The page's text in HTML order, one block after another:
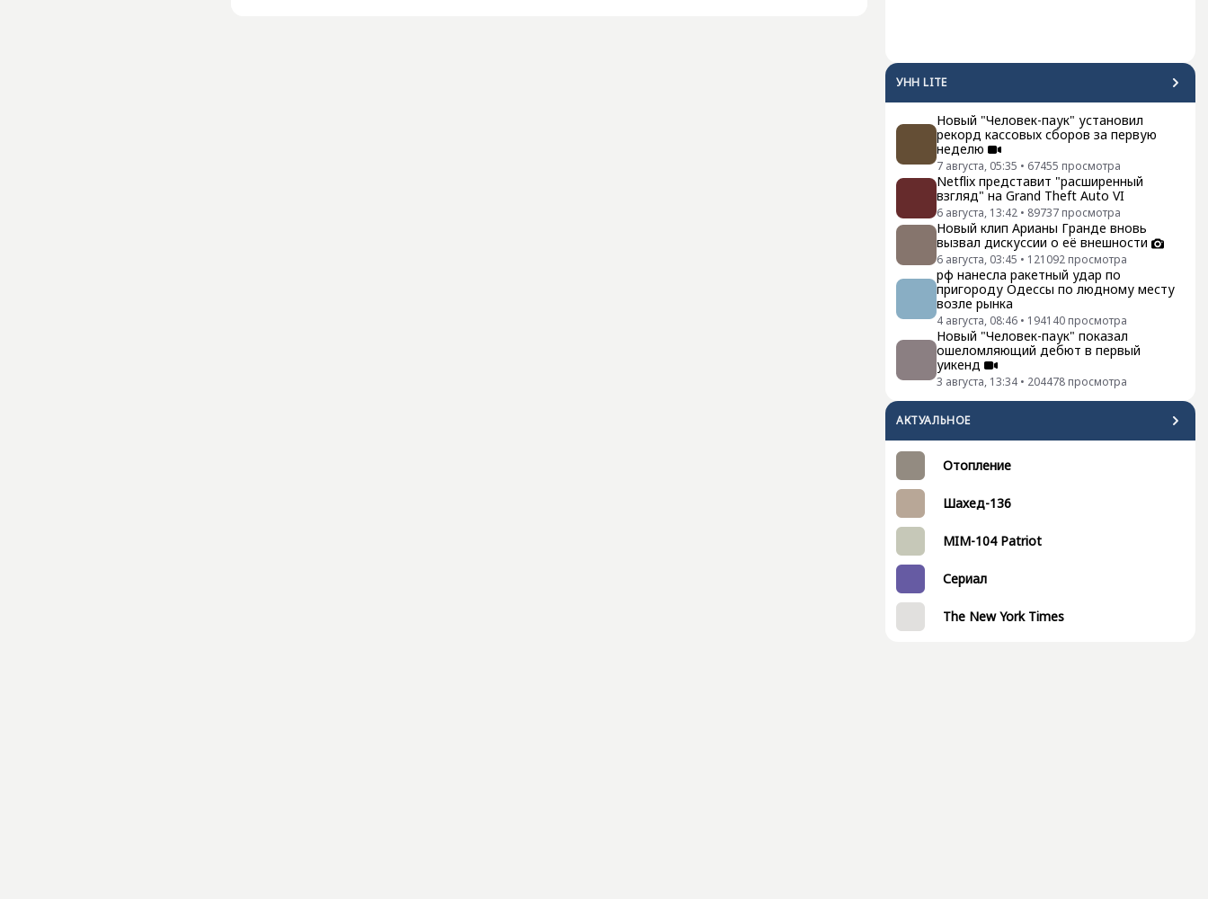
УНН LITE
Новый "Человек-паук" установил
рекорд кассовых сборов за первую
неделю
7 августа, 05:35 • 67455 просмотра
Netflix представит "расширенный
взгляд" на Grand Theft Auto VI
6 августа, 13:42 • 89737 просмотра
Новый клип Арианы Гранде вновь
вызвал дискуссии о её внешности
6 августа, 03:45 • 121092 просмотра
рф нанесла ракетный удар по
пригороду Одессы по людному месту
возле рынка
4 августа, 08:46 • 194140 просмотра
Новый "Человек-паук" показал
ошеломляющий дебют в первый
уикенд
3 августа, 13:34 • 204478 просмотра
АКТУАЛЬНОЕ
Отопление
Шахед-136
MIM-104 Patriot
Сериал
The New York Times